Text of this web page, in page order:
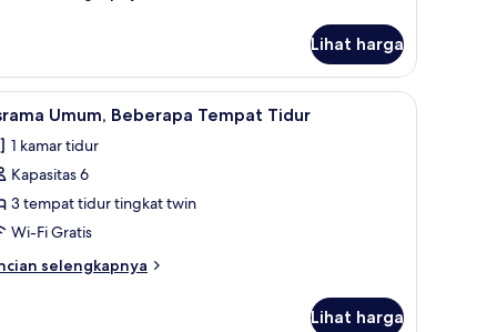
Lihat harga
setrika/meja setrika Seprai antialergi, tirai kedap cahaya, dan
2 Umum, Beberapa Tempat Tidur
1 kamar tidur
Kapasitas 6
3 tempat tidur tingkat twin
Wi-Fi Gratis
selengkapnya
Lihat harga